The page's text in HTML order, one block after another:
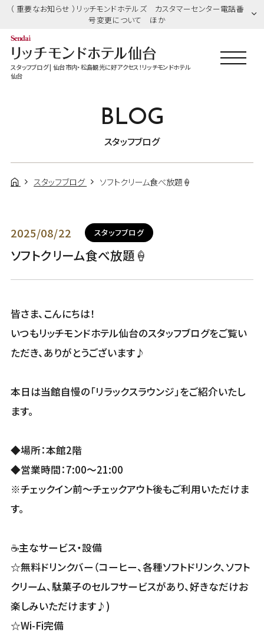
（ 重要なお知らせ ）リッチモンドホテルズ カスタマーセンター電話番
号変更について ほか
スタッフブログ | 仙台市内・松島観光に好アクセス！リッチモンドホテル
仙台
BLOG
スタッフブログ
スタッフブログ ソフトクリーム食べ放題🍦
2025/08/22 スタッフブログ
ソフトクリーム食べ放題🍦
皆さま、こんにちは！
いつもリッチモンドホテル仙台のスタッフブログをご覧い
ただき、ありがとうございます♪
本日は当館自慢の「リラックスラウンジ」をご紹介いたし
ます。
◆場所：本館2階
◆営業時間：7:00〜21:00
※チェックイン前〜チェックアウト後もご利用いただけま
す。
☕主なサービス・設備
☆無料ドリンクバー（コーヒー、各種ソフトドリンク、ソフト
クリーム、駄菓子のセルフサービスがあり、好きなだけお
楽しみいただけます♪)
☆Wi-Fi完備